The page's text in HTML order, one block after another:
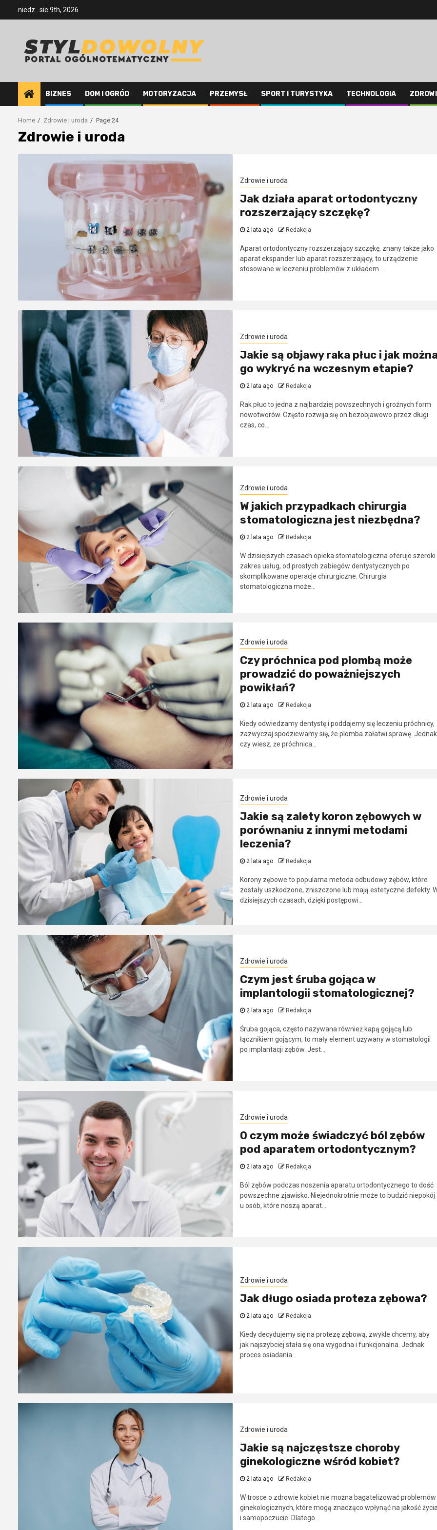
niedz.. sie 9th, 2026
BIZNES DOM I OGRÓD MOTORYZACJA PRZEMYSŁ SPORT I TURYSTYKA TECHNOLOGIA
Home Zdrowie i uroda Page 24
Zdrowie i uroda
Zdrowie i uroda
Jak działa aparat ortodontyczny
rozszerzający szczękę?
2 lata ago Redakcja
Aparat ortodontyczny rozszerzający szczękę, znany także jako
aparat ekspander lub aparat rozszerzający, to urządzenie
stosowane w leczeniu problemów z układem...
Zdrowie i uroda
Jakie są objawy raka płuc i jak
go wykryć na wczesnym etapie?
2 lata ago Redakcja
Rak płuc to jedna z najbardziej powszechnych i groźnych form
nowotworów. Często rozwija się on bezobjawowo przez długi
czas, co...
Zdrowie i uroda
W jakich przypadkach chirurgia
stomatologiczna jest niezbędna?
2 lata ago Redakcja
W dzisiejszych czasach opieka stomatologiczna oferuje szeroki
zakres usług, od prostych zabiegów dentystycznych po
skomplikowane operacje chirurgiczne. Chirurgia
stomatologiczna może...
Zdrowie i uroda
Czy próchnica pod plombą może
prowadzić do poważniejszych
powikłań?
2 lata ago Redakcja
Kiedy odwiedzamy dentystę i poddajemy się leczeniu próchnicy,
zazwyczaj spodziewamy się, że plomba załatwi sprawę. Jednak
czy wiesz, że próchnica...
Zdrowie i uroda
Jakie są zalety koron zębowych w
porównaniu z innymi metodami
leczenia?
2 lata ago Redakcja
Korony zębowe to popularna metoda odbudowy zębów, które
zostały uszkodzone, zniszczone lub mają estetyczne defekty.
dzisiejszych czasach, dzięki postępowi...
Zdrowie i uroda
Czym jest śruba gojąca w
implantologii stomatologicznej?
2 lata ago Redakcja
Śruba gojąca, często nazywana również kapą gojącą lub
łącznikiem gojącym, to mały element używany w stomatologii
po implantacji zębów. Jest...
Zdrowie i uroda
O czym może świadczyć ból zębów
pod aparatem ortodontycznym?
2 lata ago Redakcja
Ból zębów podczas noszenia aparatu ortodontycznego to dość
powszechne zjawisko. Niejednokrotnie może to budzić niepokój
u osób, które noszą aparat....
Zdrowie i uroda
Jak długo osiada proteza zębowa?
2 lata ago Redakcja
Kiedy decydujemy się na protezę zębową, zwykle chcemy, aby
jak najszybciej stała się ona wygodna i funkcjonalna. Jednak
proces osiadania...
Zdrowie i uroda
Jakie są najczęstsze choroby
ginekologiczne wśród kobiet?
2 lata ago Redakcja
W trosce o zdrowie kobiet nie można bagatelizować problemów
ginekologicznych, które mogą znacząco wpłynąć na jakość
i samopoczucie. Dlatego...